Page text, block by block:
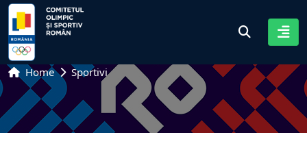
Home Sportivi